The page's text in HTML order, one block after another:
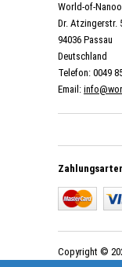
World-of-
Dr. Atzingerstr.
94036 Passau
Deutschland
Telefon: 0049
Email:
Copyright ©